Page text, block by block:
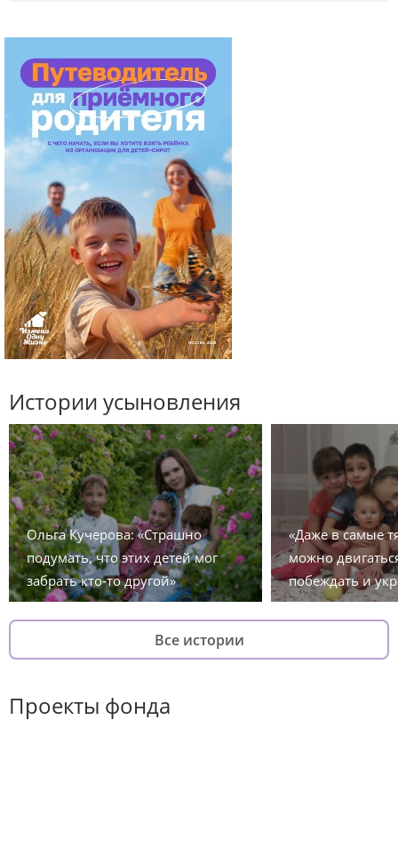
Истории усыновления
Ольга Кучерова: «Страшно
подумать, что этих детей мог
забрать кто-то другой»
«Даже в самые
можно
побеждать и
Все истории
Проекты фонда